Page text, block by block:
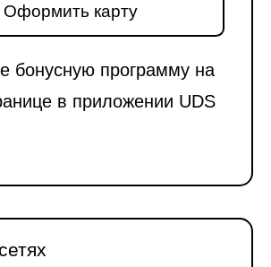
Оформить карту
бонусную программу на
в приложении UDS